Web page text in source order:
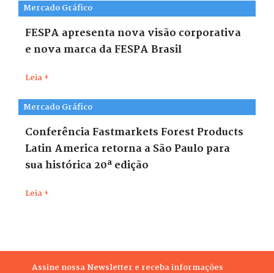
Mercado Gráfico
FESPA apresenta nova visão corporativa
e nova marca da FESPA Brasil
Leia +
Mercado Gráfico
Conferência Fastmarkets Forest Products
Latin America retorna a São Paulo para
sua histórica 20ª edição
Leia +
Assine nossa Newsletter e receba informações